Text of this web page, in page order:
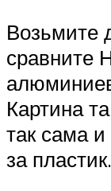
Возьмите
сравните
Картина
так сама и
за пластик.